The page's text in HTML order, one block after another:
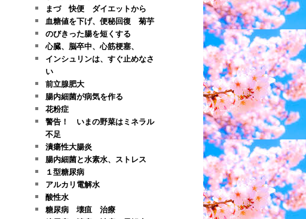
まづ 快便 ダイエットから
血糖値を下げ、便秘回復 菊芋
のびきった腸を短くする
心臓、脳卒中、心筋梗塞、
インシュリンは、すぐ止めなさ
い
前立腺肥大
腸内細菌が病気を作る
花粉症
警告！ いまの野菜はミネラル
不足
潰瘍性大腸炎
腸内細菌と水素水、ストレス
１型糖尿病
アルカリ電解水
酸性水
糖尿病 壊疽 治療